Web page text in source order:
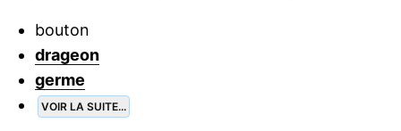
bouton
drageon
germe
VOIR LA SUITE...